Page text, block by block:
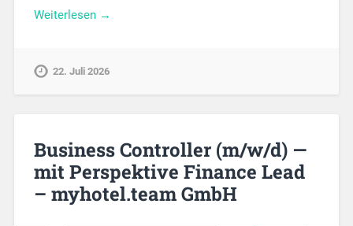
Weiterlesen →
22. Juli 2026
Business Controller (m/w/d) —
mit Perspektive Finance Lead
– myhotel.team GmbH